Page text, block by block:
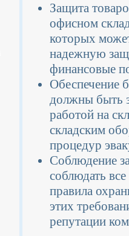
Защита
офисном
которых
надежную
финансовые
Обеспечение
должны быть
работой на
складским
процедур
Соблюдение
соблюдать
правила
этих
репутации